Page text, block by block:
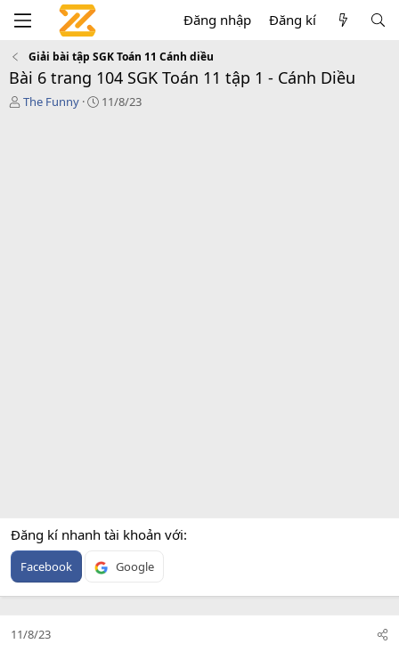
Đăng nhập Đăng kí
Giải bài tập SGK Toán 11 Cánh diều
Bài 6 trang 104 SGK Toán 11 tập 1 - Cánh Diều
T
The Funny
C11/8/23
Đăng kí nhanh tài khoản với
Facebook Google
11/8/23